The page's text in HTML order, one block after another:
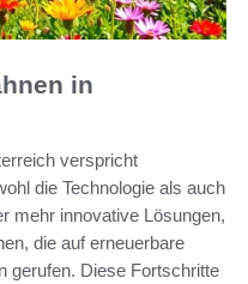
in
verspricht
die Technologie als auch
mehr innovative Lösungen,
die auf erneuerbare
gerufen. Diese Fortschritte